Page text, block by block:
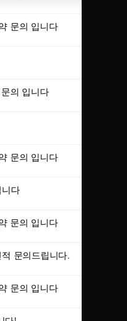
문의 입니다
의 입니다
문의 입니다
니다
문의 입니다
문의드립니다.
문의 입니다
10:00
10:00
15:00
10:00
예정
예정